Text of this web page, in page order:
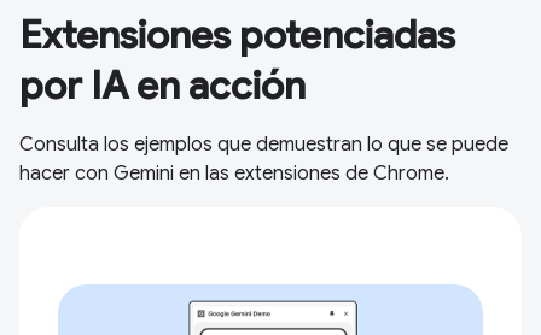
Extensiones potenciadas
por IA en acción
Consulta los ejemplos que demuestran lo que se puede
hacer con Gemini en las extensiones de Chrome.